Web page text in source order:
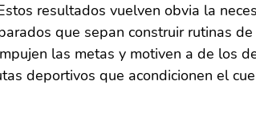
resultados vuelven obvia la
que sepan construir rutinas
las metas y motiven a de los
deportivos que acondicionen el